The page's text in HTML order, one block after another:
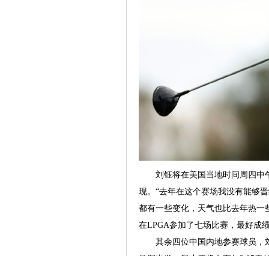
刘钰将在美国当地时间周四中午
现。“去年在这个赛场我没有能够
都有一些变化，天气也比去年热一
在LPGA参加了七场比赛，最好成
其余四位中国内地参赛球员，刘